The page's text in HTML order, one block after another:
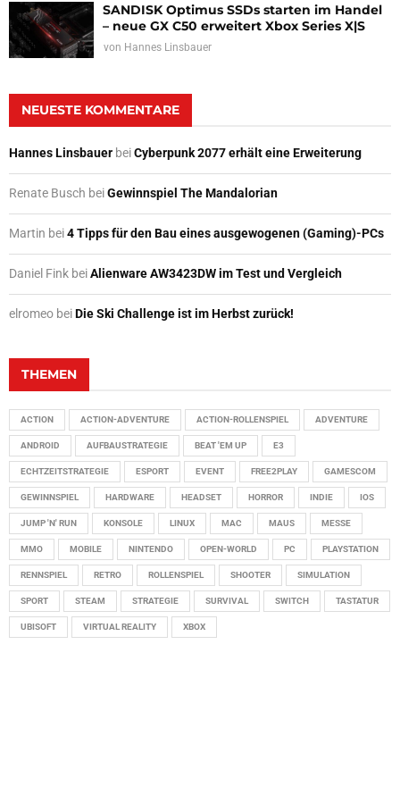
SANDISK Optimus SSDs starten im Handel
– neue GX C50 erweitert Xbox Series X|S
von Hannes Linsbauer
NEUESTE KOMMENTARE
Hannes Linsbauer beiCyberpunk 2077 erhält eine Erweiterung
Renate Busch beiGewinnspiel The Mandalorian
Martin bei4 Tipps für den Bau eines ausgewogenen (Gaming)-PCs
Daniel Fink beiAlienware AW3423DW im Test und Vergleich
elromeo beiDie Ski Challenge ist im Herbst zurück!
THEMEN
ACTION ACTION-ADVENTURE ACTION-ROLLENSPIEL ADVENTURE
ANDROID AUFBAUSTRATEGIE BEAT 'EM UP E3
ECHTZEITSTRATEGIE ESPORT EVENT FREE2PLAY GAMESCOM
GEWINNSPIEL HARDWARE HEADSET HORROR INDIE IOS
JUMP 'N' RUN KONSOLE LINUX MAC MAUS MESSE
MMO MOBILE NINTENDO OPEN-WORLD PC PLAYSTATION
RENNSPIEL RETRO ROLLENSPIEL SHOOTER SIMULATION
SPORT STEAM STRATEGIE SURVIVAL SWITCH TASTATUR
UBISOFT VIRTUAL REALITY XBOX